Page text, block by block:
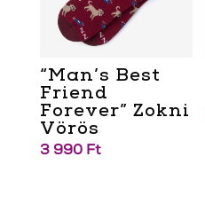
“Man’s Best
Friend
Forever” Zokni
Vörös
3 990 Ft